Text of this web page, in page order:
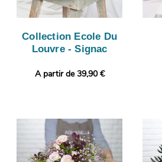
Collection Ecole Du
Louvre - Signac
A partir de 39,90 €